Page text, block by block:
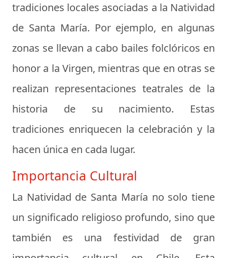
tradiciones locales asociadas a la Natividad
de Santa María. Por ejemplo, en algunas
zonas se llevan a cabo bailes folclóricos en
honor a la Virgen, mientras que en otras se
realizan representaciones teatrales de la
historia de su nacimiento. Estas
tradiciones enriquecen la celebración y la
hacen única en cada lugar.
Importancia Cultural
La Natividad de Santa María no solo tiene
un significado religioso profundo, sino que
también es una festividad de gran